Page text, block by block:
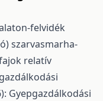
felvidék
szarvasmarha-
relatív
Gyepgazdálkodási